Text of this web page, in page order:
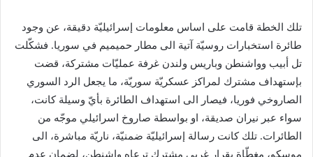
تلك الخطة قامت على اساس معلومات إسرائيليّة دقيقة، عن وجود
طائرة استخبارات روسيّة آتية الى ​مطار حميميم​ في سوريا. فشكّلت
تل أبيب وواشنطن وباريس ولندن غرفة عمليّات مشتركة، قضت
بإستهداف مشترك لمراكز عسكريّة سوريّة، ما يجعل الرد السوري
الصاروخي فوريا، فيصار الى استهداف الطائرة بأيّ وسيلة كانت،
سواء عبر نيران صديقة، او بواسطة صاروخ اسرائيلي موجّه من
الطائرات. تلك كانت رسالة إسرائيليّة ضمنيّة، ناريّة مباشرة، الى
موسكو، مغطّاة بقرار غربي مشترك ترعاه واشنطن، لضمان عدم